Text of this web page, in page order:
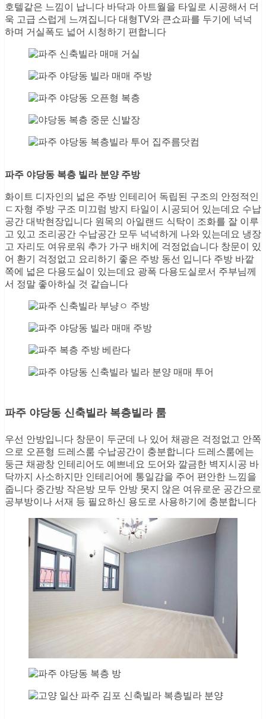
호텔같은 느낌이 납니다 바닥과 아트월을 타일로 시공해서 더
욱 고급 스럽게 느껴집니다 대형TV와 큰쇼파를 두기에 넉넉
하며 거실폭도 넓어 시청하기 편합니다
파주 야당동 복층 빌라 분양 주방
화이트 디자인의 넓은 주방 인테리어 독립된 구조의 안정적인
ㄷ자형 주방 구조 미끄럼 방지 타일이 시공되어 있는데요 수납
공간 대박현장입니다 원목의 아일랜드 식탁이 조화를 잘 이루
고 있고 조리공간 수납공간 모두 넉넉하게 나와 있는데요 냉장
고 자리도 여유로워 추가 가구 배치에 걱정없습니다 창문이 있
어 환기 걱정없고 요리하기 좋은 주방 동선 입니다 주방 바깥
쪽에 넓은 다용도실이 있는데요 광폭 다용도실로서 주부님께
서 정말 좋아하실 것 같습니다
파주 야당동 신축빌라 복층빌라 룸
우선 안방입니다 창문이 두군데 나 있어 채광은 걱정없고 안쪽
으로 오픈형 드레스룸 수납공간이 충분합니다 드레스룸에는
둥근 채광창 인테리어도 예쁘네요 도어와 깔금한 벽지시공 바
닥까지 사소하지만 인테리어에 통일감을 주어 편안한 느낌을
줍니다 중간방 작은방 모두 안방 못지 않은 여유로운 공간으로
공부방이나 서재 등 필요하신 용도로 사용하기에 충분합니다